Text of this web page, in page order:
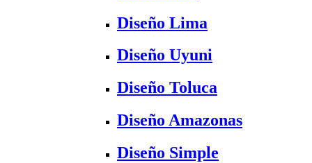
Diseño Lima
Diseño Uyuni
Diseño Toluca
Diseño Amazonas
Diseño Simple